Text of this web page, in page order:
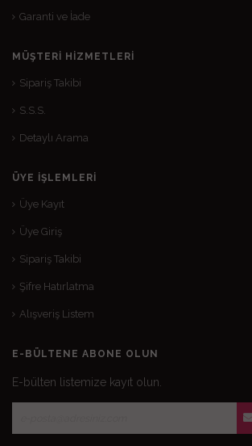
Garanti ve İade
MÜŞTERI HIZMETLERI
Sipariş Takibi
S.S.S.
Detaylı Arama
ÜYE İŞLEMLERI
Üye Kayıt
Üye Giriş
Sipariş Takibi
Şifre Hatırlatma
Alışveriş Listem
E-BÜLTENE ABONE OLUN
E-bülten listemize kayıt olun.